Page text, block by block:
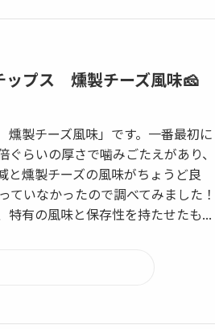
ップス 燻製チーズ風味🧀
製チーズ風味」です。一番最初に
らいの厚さで噛みごたえがあり、
と燻製チーズの風味がちょうど良
いなかったので調べてみました！
特有の風味と保存性を持たせたも...